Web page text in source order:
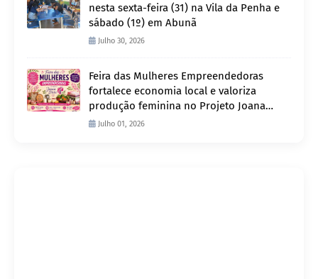
nesta sexta-feira (31) na Vila da Penha e
sábado (1º) em Abunã
Julho 30, 2026
Feira das Mulheres Empreendedoras
fortalece economia local e valoriza
produção feminina no Projeto Joana
D’Arc
Julho 01, 2026